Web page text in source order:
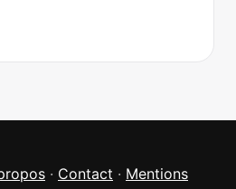
· Contact · Mentions